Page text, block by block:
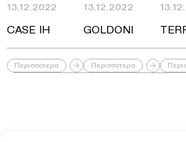
13.12.2022
CASE IH
Περισσότερα
13.12.2022
GOLDONI
Περισσότερα